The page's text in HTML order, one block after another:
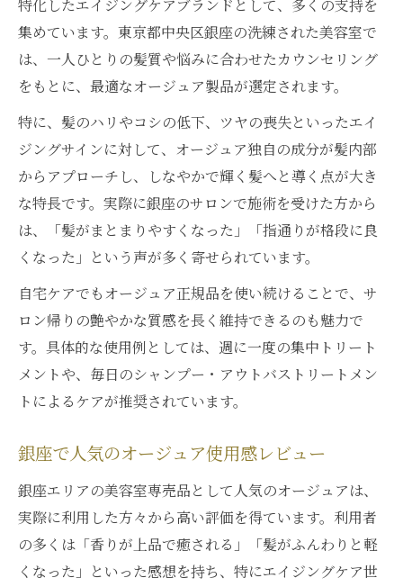
特化したエイジングケアブランドとして、多くの支持を
集めています。東京都中央区銀座の洗練された美容室で
は、一人ひとりの髪質や悩みに合わせたカウンセリング
をもとに、最適なオージュア製品が選定されます。
特に、髪のハリやコシの低下、ツヤの喪失といったエイ
ジングサインに対して、オージュア独自の成分が髪内部
からアプローチし、しなやかで輝く髪へと導く点が大き
な特長です。実際に銀座のサロンで施術を受けた方から
は、「髪がまとまりやすくなった」「指通りが格段に良
くなった」という声が多く寄せられています。
自宅ケアでもオージュア正規品を使い続けることで、サ
ロン帰りの艶やかな質感を長く維持できるのも魅力で
す。具体的な使用例としては、週に一度の集中トリート
メントや、毎日のシャンプー・アウトバストリートメン
トによるケアが推奨されています。
銀座で人気のオージュア使用感レビュー
銀座エリアの美容室専売品として人気のオージュアは、
実際に利用した方々から高い評価を得ています。利用者
の多くは「香りが上品で癒される」「髪がふんわりと軽
くなった」といった感想を持ち、特にエイジングケア世